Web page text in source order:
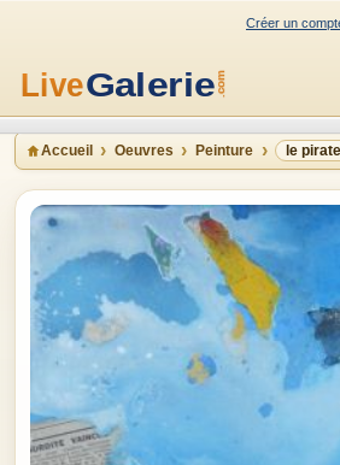
Créer un
Accueil Oeuvres Peinture le pirate